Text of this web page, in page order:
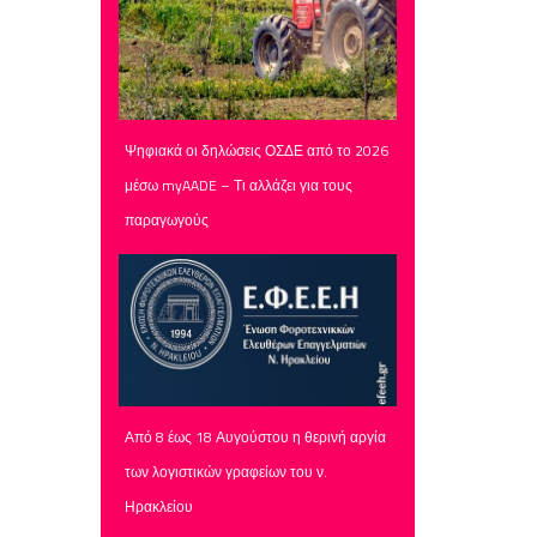
Ψηφιακά οι δηλώσεις ΟΣΔΕ από το 2026
μέσω myAADE – Τι αλλάζει για τους
παραγωγούς
Από 8 έως 18 Αυγούστου η θερινή αργία
των λογιστικών γραφείων του ν.
Ηρακλείου